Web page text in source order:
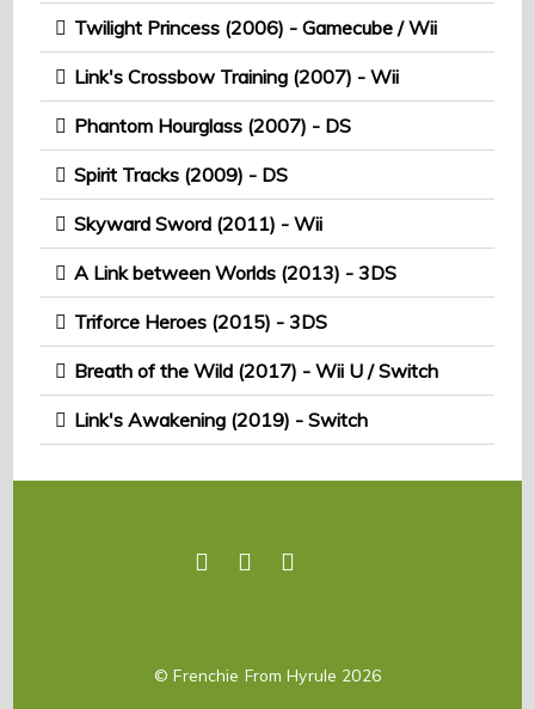
Twilight Princess (2006) - Gamecube / Wii
Link's Crossbow Training (2007) - Wii
Phantom Hourglass (2007) - DS
Spirit Tracks (2009) - DS
Skyward Sword (2011) - Wii
A Link between Worlds (2013) - 3DS
Triforce Heroes (2015) - 3DS
Breath of the Wild (2017) - Wii U / Switch
Link's Awakening (2019) - Switch
©Frenchie From Hyrule 2026